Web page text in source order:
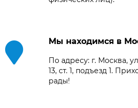
Мы находимся в
По адресу: г. Москва,
13, ст. 1, подъезд 1.
рады!